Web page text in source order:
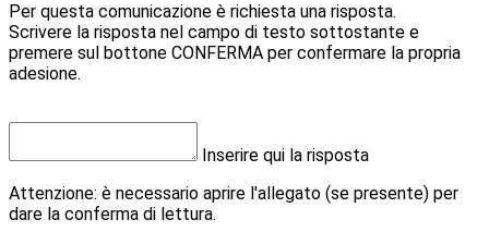
Per questa comunicazione è richiesta una risposta.
Scrivere la risposta nel campo di testo sottostante e
premere sul bottone CONFERMA per confermare la propria
adesione.
Inserire qui la risposta
Attenzione: è necessario aprire l'allegato (se presente) per
dare la conferma di lettura.